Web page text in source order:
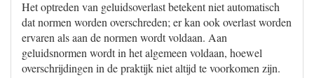
Het optreden van geluidsoverlast betekent niet automatisch
dat normen worden overschreden; er kan ook overlast worden
ervaren als aan de normen wordt voldaan. Aan
geluidsnormen wordt in het algemeen voldaan, hoewel
overschrijdingen in de praktijk niet altijd te voorkomen zijn.